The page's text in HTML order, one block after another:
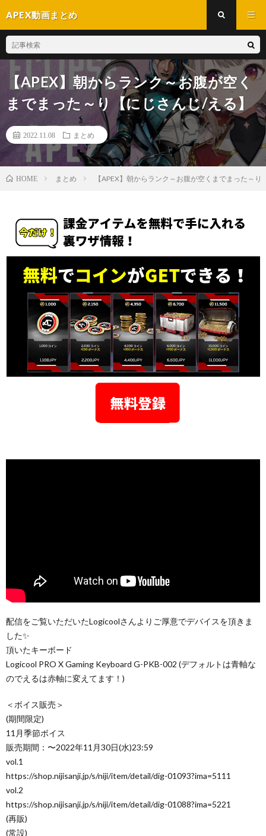
APEX動画まとめ
【APEX】朝からランク～お腹が空く
までまった～り【にじさんじ/える】
2022.11.08 まとめ
HOME まとめ 【APEX】朝からランク～お腹が空くまでまった～
配信をご覧いただいたLogicoolさんよりご厚意でデバイスを頂きま
した✨
頂いたキーボード
Logicool PRO X Gaming Keyboard G-PKB-002 (デフォルトは青軸な
のでえるは赤軸に変えてます！)
＜ボイス販売＞
(期間限定)
11月季節ボイス
販売期間：〜2022年11月30日(水)23:59
vol.1
https://shop.nijisanji.jp/s/niji/item/detail/dig-01093?ima=5111
vol.2
https://shop.nijisanji.jp/s/niji/item/detail/dig-01088?ima=5221
(再販)
(常設)